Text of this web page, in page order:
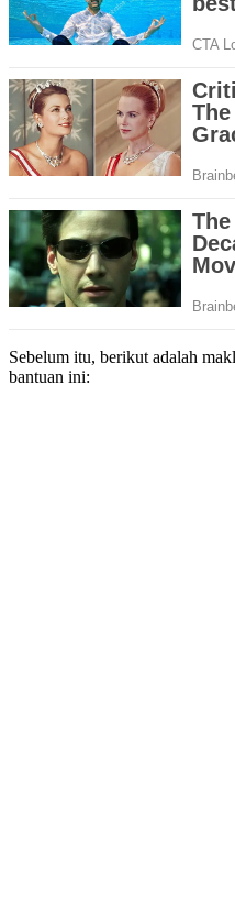
Sebelum itu, berikut adalah
bantuan ini: